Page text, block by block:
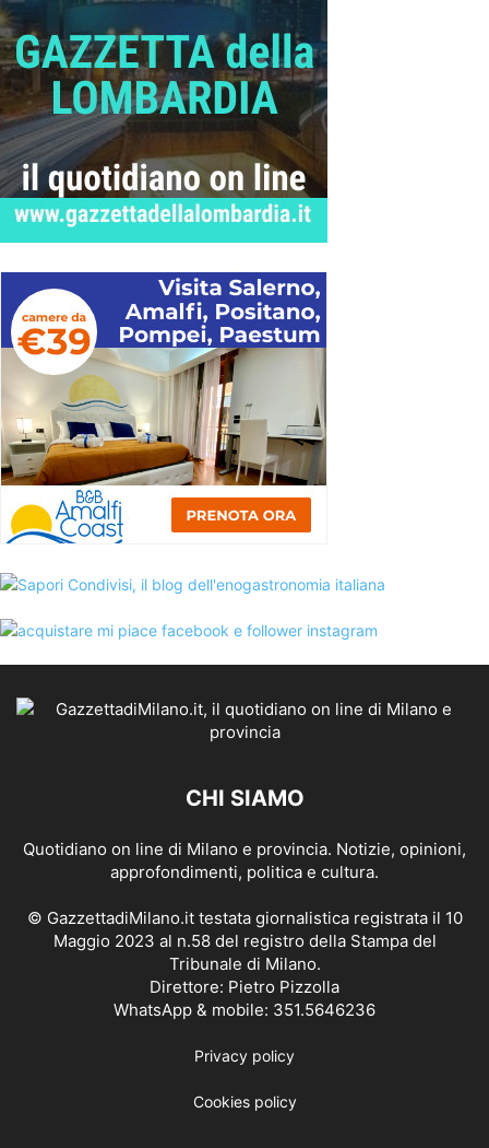
CHI SIAMO
Quotidiano on line di Milano e provincia. Notizie, opinioni,
approfondimenti, politica e cultura.
© GazzettadiMilano.it testata giornalistica registrata il 10
Maggio 2023 al n.58 del registro della Stampa del
Tribunale di Milano.
Direttore: Pietro Pizzolla
WhatsApp & mobile: 351.5646236
Privacy policy
Cookies policy